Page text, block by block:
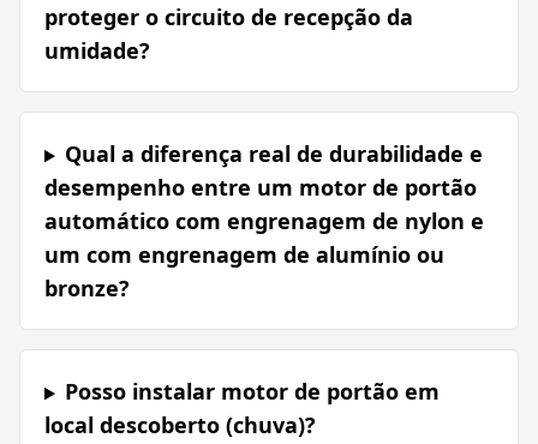
proteger o circuito de recepção da
umidade?
Qual a diferença real de durabilidade e
desempenho entre um motor de portão
automático com engrenagem de nylon e
um com engrenagem de alumínio ou
bronze?
Posso instalar motor de portão em
local descoberto (chuva)?